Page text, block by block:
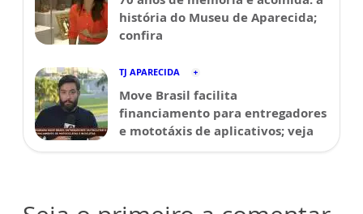
história do Museu de Aparecida;
confira
TJ APARECIDA
Move Brasil facilita
financiamento para entregadores
e mototáxis de aplicativos; veja